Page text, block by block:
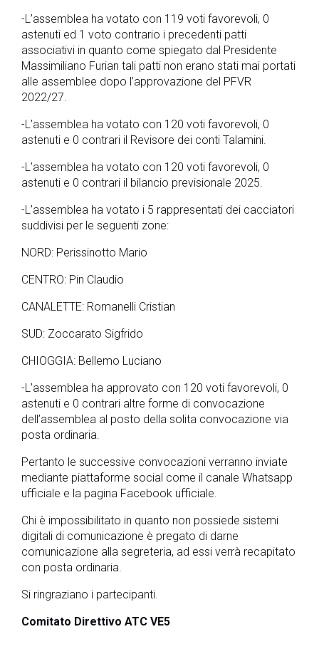
-L’assemblea ha votato con 119 voti favorevoli, 0
astenuti ed 1 voto contrario i precedenti patti
associativi in quanto come spiegato dal Presidente
Massimiliano Furian tali patti non erano stati mai portati
alle assemblee dopo l’approvazione del PFVR
2022/27.
-L’assemblea ha votato con 120 voti favorevoli, 0
astenuti e 0 contrari il Revisore dei conti Talamini.
-L’assemblea ha votato con 120 voti favorevoli, 0
astenuti e 0 contrari il bilancio previsionale 2025.
-L’assemblea ha votato i 5 rappresentati dei cacciatori
suddivisi per le seguenti zone:
NORD: Perissinotto Mario
CENTRO: Pin Claudio
CANALETTE: Romanelli Cristian
SUD: Zoccarato Sigfrido
CHIOGGIA: Bellemo Luciano
-L’assemblea ha approvato con 120 voti favorevoli, 0
astenuti e 0 contrari altre forme di convocazione
dell’assemblea al posto della solita convocazione via
posta ordinaria.
Pertanto le successive convocazioni verranno inviate
mediante piattaforme social come il canale Whatsapp
ufficiale e la pagina Facebook ufficiale.
Chi è impossibilitato in quanto non possiede sistemi
digitali di comunicazione è pregato di darne
comunicazione alla segreteria, ad essi verrà recapitato
con posta ordinaria.
Si ringraziano i partecipanti.
Comitato Direttivo ATC VE5